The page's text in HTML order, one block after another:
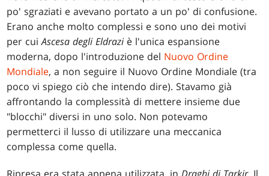
po' sgraziati e avevano portato a un po' di confusione.
Erano anche molto complessi e sono uno dei motivi
per cuiAscesa degli Eldrazi è l'unica espansione
moderna, dopo l'introduzione del Nuovo Ordine
Mondiale, a non seguire il Nuovo Ordine Mondiale (tra
poco vi spiego ciò che intendo dire). Stavamo già
affrontando la complessità di mettere insieme due
"blocchi" diversi in uno solo. Non potevamo
permetterci il lusso di utilizzare una meccanica
complessa come quella.